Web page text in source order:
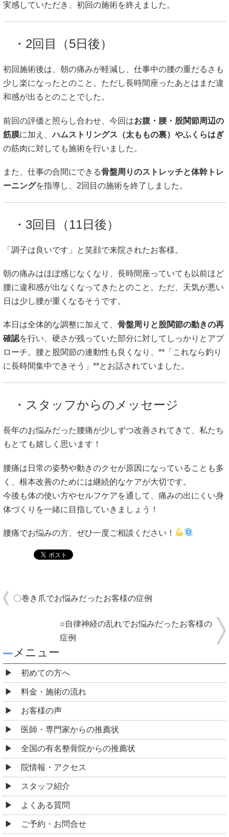
実感していただき、初回の施術を終えました。
・2回目（5日後）
初回施術後は、朝の痛みが軽減し、仕事中の腰の重だるさも
少し楽になったとのこと。ただし長時間座ったあとはまだ違
和感が出るとのことでした。
前回の評価と照らし合わせ、今回はお腹・腰・股関節周辺の
筋膜に加え、ハムストリングス（太ももの裏）やふくらはぎ
の筋肉に対しても施術を行いました。
また、仕事の合間にできる骨盤周りのストレッチと体幹トレ
ーニングを指導し、2回目の施術を終了しました。
・3回目（11日後）
「調子は良いです」と笑顔で来院されたお客様。
朝の痛みはほぼ感じなくなり、長時間座っていても以前ほど
腰に違和感が出なくなってきたとのこと。ただ、天気が悪い
日は少し腰が重くなるそうです。
本日は全体的な調整に加えて、 骨盤周りと股関節の動きの再
確認を行い、硬さが残っていた部分に対してしっかりとアプ
ローチ。腰と股関節の連動性も良くなり、**「これなら釣り
に長時間集中できそう」**とお話されていました。
・スタッフからのメッセージ
長年のお悩みだった腰痛が少しずつ改善されてきて、私たち
もとても嬉しく思います！
腰痛は日常の姿勢や動きのクセが原因になっていることも多
く、根本改善のためには継続的なケアが大切です。
今後も体の使い方やセルフケアを通して、痛みの出にくい身
体づくりを一緒に目指していきましょう！
腰痛でお悩みの方、ぜひ一度ご相談ください！
〇巻き爪でお悩みだったお客様の症例
○自律神経の乱れでお悩みだったお客様の
症例
メニュー
初めての方へ
料金・施術の流れ
お客様の声
医師・専門家からの推薦状
全国の有名整骨院からの推薦状
院情報・アクセス
スタッフ紹介
よくある質問
ご予約・お問合せ